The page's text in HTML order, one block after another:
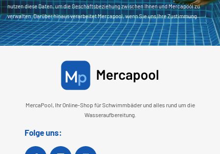
nutzen diese Daten, um die Geschäftsbeziehung zwischen Ihnen und Mercapool zu
verwalten. Darüber hinaus verarbeitet Mercapool, wenn Sie uns Ihre Zustimmung
erteilen, andere Daten wie Produktinformationen, Einkäufe, Reparaturen usw., die Sie
in uns in diesem Formular und/oder auf andere Weise zur Verfügung gestellt haben, um
Ihnen personalisierte Mitteilungen unserer Produkte auf dem o.a. Wege zu senden. Sie
jederzeit zu widerrufen. Senden Sie dazu eine E-Mail an
Sie können jederzeit Ihre Datenschutzrechte ausüben, indem Sie eine E-Mail an
senden oder wenden Sie sich schriftlich mit dem Betreff '
MercaPool, Ihr Online-Shop für Schwimmbäder und alles rund um die
Wasseraufbereitung.
Folge uns: